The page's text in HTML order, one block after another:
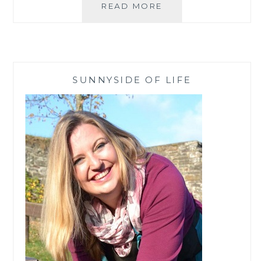
READ MORE
SUNNYSIDE OF LIFE